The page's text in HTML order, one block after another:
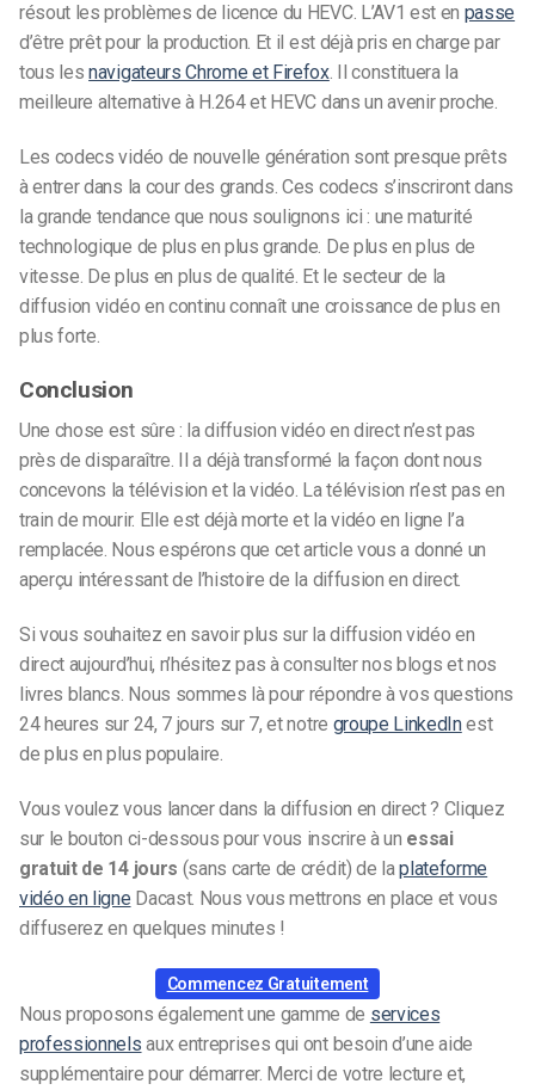
résout les problèmes de licence du HEVC. L’AV1 est en passe
d’être prêt pour la production. Et il est déjà pris en charge par
tous lesnavigateurs Chrome et Firefox. Il constituera la
meilleure alternative à H.264 et HEVC dans un avenir proche.
Les codecs vidéo de nouvelle génération sont presque prêts
à entrer dans la cour des grands. Ces codecs s’inscriront dans
la grande tendance que nous soulignons ici : une maturité
technologique de plus en plus grande. De plus en plus de
vitesse. De plus en plus de qualité. Et le secteur de la
diffusion vidéo en continu connaît une croissance de plus en
plus forte.
Conclusion
Une chose est sûre : la diffusion vidéo en direct n’est pas
près de disparaître. Il a déjà transformé la façon dont nous
concevons la télévision et la vidéo. La télévision n’est pas en
train de mourir. Elle est déjà morte et la vidéo en ligne l’a
remplacée. Nous espérons que cet article vous a donné un
aperçu intéressant de l’histoire de la diffusion en direct.
Si vous souhaitez en savoir plus sur la diffusion vidéo en
direct aujourd’hui, n’hésitez pas à consulter nos blogs et nos
livres blancs. Nous sommes là pour répondre à vos questions
24 heures sur 24, 7 jours sur 7, et notre groupe LinkedInest
de plus en plus populaire.
Vous voulez vous lancer dans la diffusion en direct ? Cliquez
sur le bouton ci-dessous pour vous inscrire à un essai
gratuit de 14 jours (sans carte de crédit) de laplateforme
vidéo en ligne Dacast. Nous vous mettrons en place et vous
diffuserez en quelques minutes !
Commencez Gratuitement
Nous proposons également une gamme de services
professionnels aux entreprises qui ont besoin d’une aide
supplémentaire pour démarrer. Merci de votre lecture et,